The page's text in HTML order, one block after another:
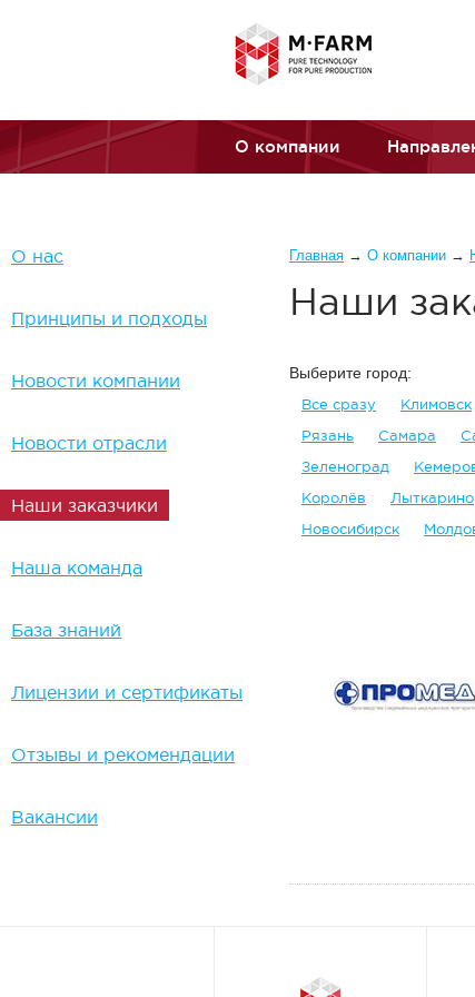
О компании
О нас
Принципы и подходы
Новости компании
Новости отрасли
Наши заказчики
Наша команда
База знаний
Лицензии и сертификаты
Отзывы и рекомендации
Вакансии
Вы здесь
Главная → О компании →
Наши
Выберите город:
Все сразу Климовск
Рязань
Самара
Зеленоград
Королёв
Лыткарино
Новосибирск